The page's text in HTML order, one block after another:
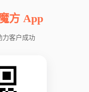
方 App
力客户成功